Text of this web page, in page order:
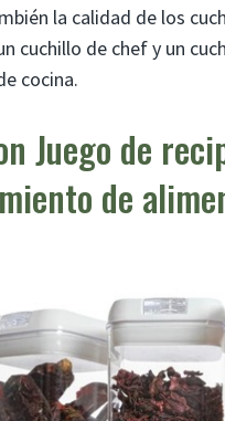
la calidad de los
cuchillo de chef y un
cocina.
Juego de
de